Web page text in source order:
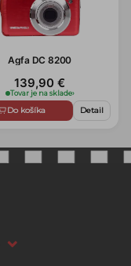
Agfa DC 8200
139,90 €
Tovar je na sklade›
Do košíka Detail